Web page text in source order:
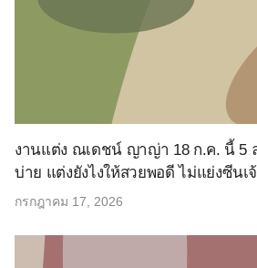
งานแต่ง ณเดชน์ ญาญ่า 18 ก.ค. นี้ 5
บ่าย แต่งยังไงให้สวยพอดี ไม่แย่งซีนเ
กรกฎาคม 17, 2026